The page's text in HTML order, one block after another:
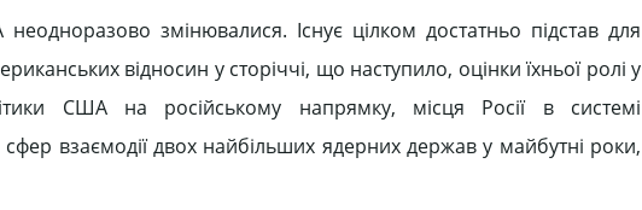
змінювалися. Існує цілком достатньо підстав для
відносин у сторіччі, що наступило, оцінки їхньої ролі у
США на російському напрямку, місця Росії в системі
взаємодії двох найбільших ядерних держав у майбутні роки,